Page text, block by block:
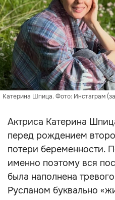
Катерина Шпица. Фото: Инстаграм
Актриса Катерина
перед рождением
потери беременности.
именно поэтому вся
была наполнена
Русланом буквально